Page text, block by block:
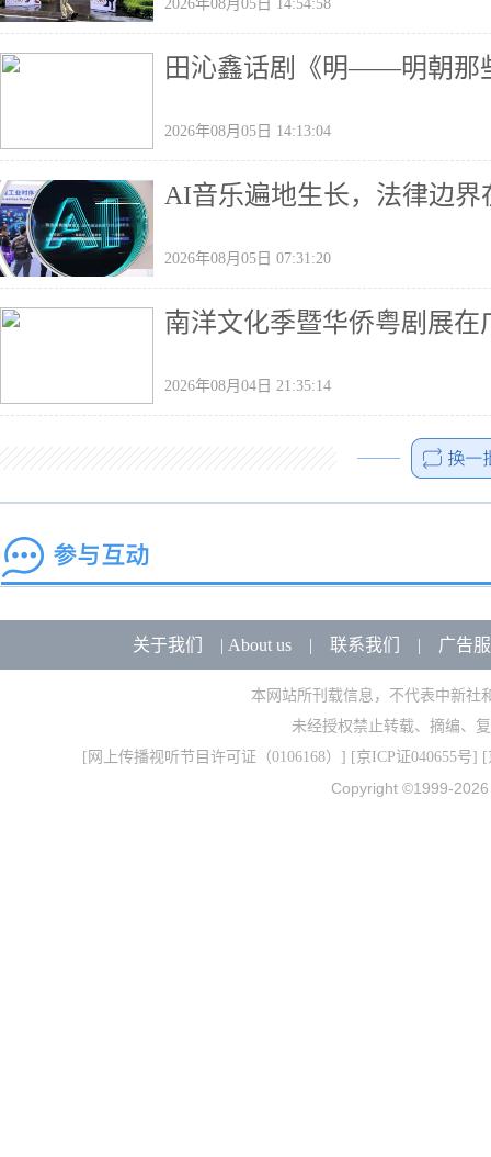
2026年08月05日 14:54:58
田沁鑫话剧《明——明朝那
2026年08月05日 14:13:04
AI音乐遍地生长，法律边界
2026年08月05日 07:31:20
南洋文化季暨华侨粤剧展在
2026年08月04日 21:35:14
关于我们 | About us| 联系我们 | 广告
本网站所刊载信息，不代表中新社
未经授权禁止转载、摘编、
[ 网上传播视听节目许可证（0106168） ] [京ICP证040655号] [
Copyright ©1999-